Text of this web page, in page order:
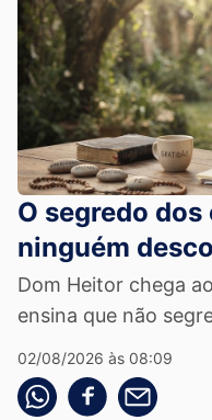
O segredo
ninguém
Dom Heitor chega
ensina que não
02/08/2026 às 08:09
Compartilhe pelo whatsapp
Compartilhar no
Compartilhe